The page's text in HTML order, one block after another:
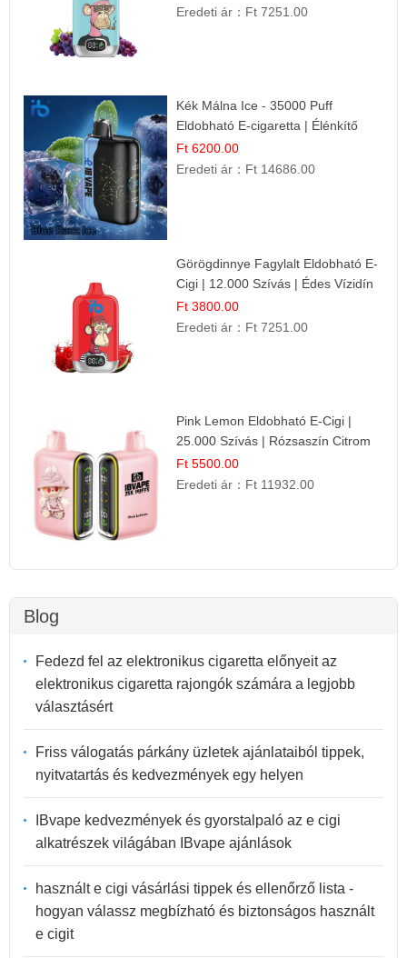
Eredeti ár： Ft 7251.00
Kék Málna Ice - 35000 Puff
Eldobható E-cigaretta | Élénkítő
Gyümölcsös Frissesség!
Ft 6200.00
Eredeti ár： Ft 14686.00
Görögdinnye Fagylalt Eldobható E-
Cigi | 12.000 Szívás | Édes Vízidín
Íz
Ft 3800.00
Eredeti ár： Ft 7251.00
Pink Lemon Eldobható E-Cigi |
25.000 Szívás | Rózsaszín Citrom
Íz
Ft 5500.00
Eredeti ár： Ft 11932.00
Blog
Fedezd fel az elektronikus cigaretta előnyeit az
elektronikus cigaretta rajongók számára a legjobb
választásért
Friss válogatás párkány üzletek ajánlataiból tippek,
nyitvatartás és kedvezmények egy helyen
IBvape kedvezmények és gyorstalpaló az e cigi
alkatrészek világában IBvape ajánlások
használt e cigi vásárlási tippek és ellenőrző lista -
hogyan válassz megbízható és biztonságos használt
e cigit